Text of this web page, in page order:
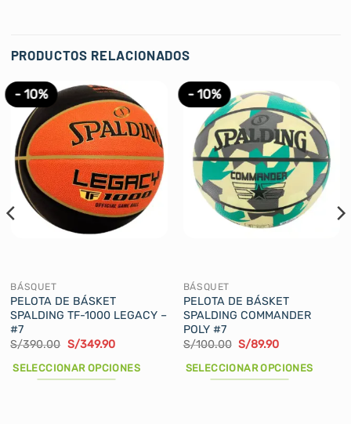
PRODUCTOS RELACIONADOS
- 10%
BÁSQUET
PELOTA DE BÁSKET
SPALDING TF-1000 LEGACY –
#7
S/390.00 El
original
era:
S/349.90El
actual
es:
SELECCIONAR OPCIONES
- 10%
BÁSQUET
PELOTA DE BÁSKET
SPALDING COMMANDER
POLY #7
S/100.00 El
original
era:
S/89.90El
actual
es:
SELECCIONAR OPCIONES